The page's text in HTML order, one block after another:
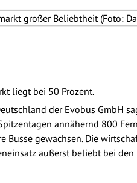
liegt bei 50 Prozent.
der Evobus GmbH
annähernd 800
gewachsen. Die
äußerst beliebt bei